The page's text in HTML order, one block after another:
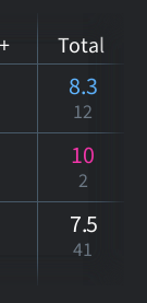
Total
8.3
12
10
2
7.5
41